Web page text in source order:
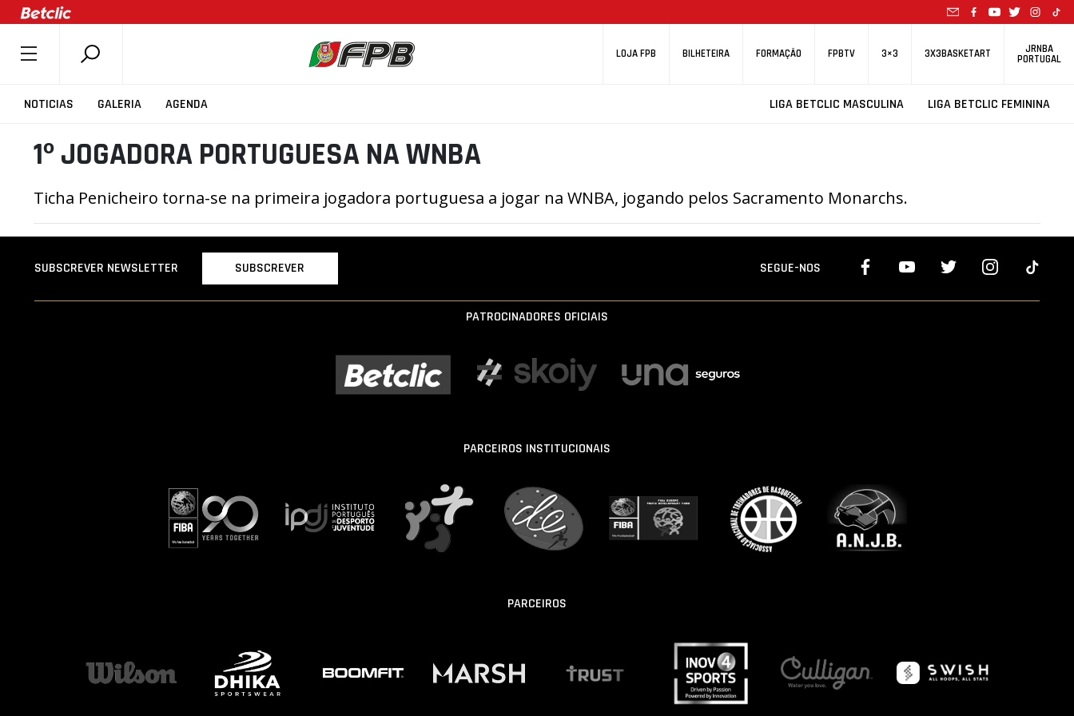
LOJA FPB BILHETEIRA FORMAÇÃO FPBTV 3×3 3X3BASKETART JRNBA
PORTUGAL
NOTICIAS GALERIA AGENDA LIGA BETCLIC MASCULINA LIGA BETCLIC FEMININA
SOBRE A FPB
ÚLTIMAS
ASSOCIAÇÕES
CLUBES
AGENTES
AGENDA
1º JOGADORA PORTUGUESA NA WNBA
Ticha Penicheiro torna-se na primeira jogadora portuguesa a jogar na WNBA, jogando pelos Sacramento Monarchs.
SUBSCREVER NEWSLETTER SUBSCREVER SEGUE-NOS
PATROCINADORES OFICIAIS
PARCEIROS INSTITUCIONAIS
PARCEIROS